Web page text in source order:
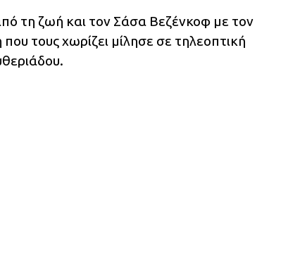
τη ζωή και τον Σάσα Βεζένκοφ με τον
τους χωρίζει μίλησε σε τηλεοπτική